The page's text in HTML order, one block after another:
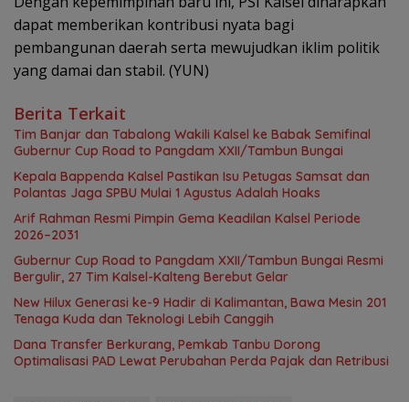
dapat memberikan kontribusi nyata bagi
pembangunan daerah serta mewujudkan iklim politik
yang damai dan stabil. (YUN)
Berita Terkait
Tim Banjar dan Tabalong Wakili Kalsel ke Babak Semifinal
Gubernur Cup Road to Pangdam XXII/Tambun Bungai
Kepala Bappenda Kalsel Pastikan Isu Petugas Samsat dan
Polantas Jaga SPBU Mulai 1 Agustus Adalah Hoaks
Arif Rahman Resmi Pimpin Gema Keadilan Kalsel Periode
2026–2031
Gubernur Cup Road to Pangdam XXII/Tambun Bungai Resmi
Bergulir, 27 Tim Kalsel-Kalteng Berebut Gelar
New Hilux Generasi ke-9 Hadir di Kalimantan, Bawa Mesin 201
Tenaga Kuda dan Teknologi Lebih Canggih
Dana Transfer Berkurang, Pemkab Tanbu Dorong
Optimalisasi PAD Lewat Perubahan Perda Pajak dan Retribusi